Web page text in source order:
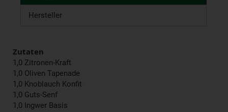
Hersteller
Zutaten
1,0 Zitronen-Kraft
1,0 Oliven Tapenade
1,0 Knoblauch Konfit
1,0 Guts-Senf
1,0 Ingwer Basis